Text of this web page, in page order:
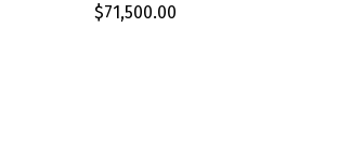
$71,500.00